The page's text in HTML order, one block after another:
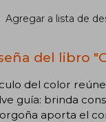
Agregar a lista de
del libro
del color
guía: brinda
aporta el